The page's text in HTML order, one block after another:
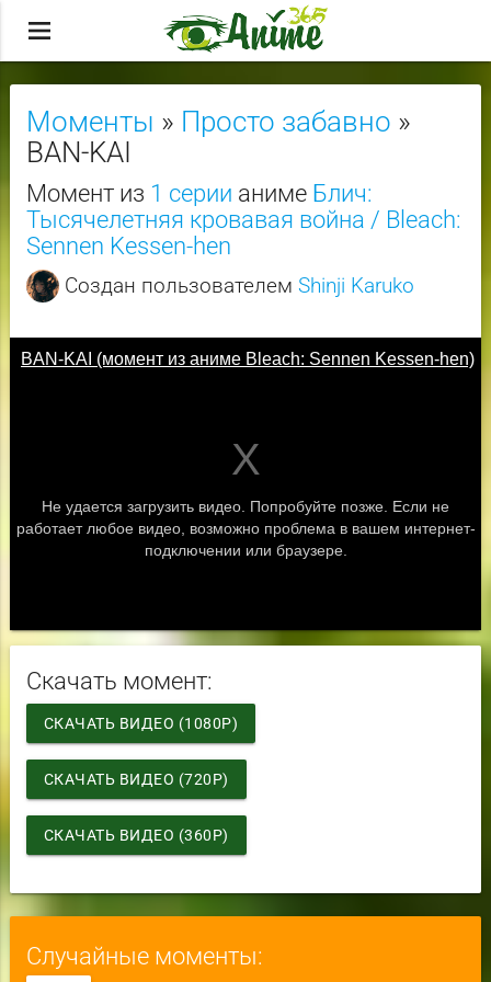
menu
Моменты » Просто забавно »
BAN-KAI
Момент из 1 серии аниме Блич:
Тысячелетняя кровавая война / Bleach:
Sennen Kessen-hen
Создан пользователем Shinji Karuko
Скачать момент:
СКАЧАТЬ ВИДЕО (1080P)
СКАЧАТЬ ВИДЕО (720P)
СКАЧАТЬ ВИДЕО (360P)
Случайные моменты: